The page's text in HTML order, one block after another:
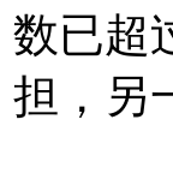
数已超
担，另